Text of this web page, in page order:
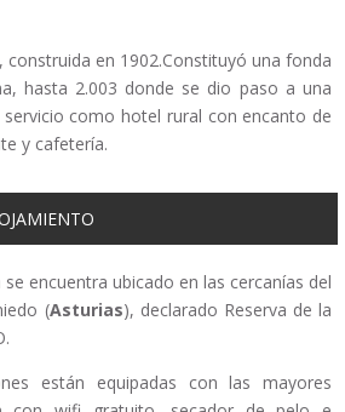
construida en 1902.Constituyó una fonda
hasta 2.003 donde se dio paso a una
como hotel rural con encanto de
y cafetería.
se encuentra ubicado en las cercanías del
(Asturias), declarado Reserva de la
están equipadas con las mayores